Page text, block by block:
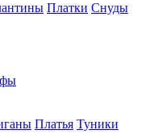
Платки Снуды
Платья Туники